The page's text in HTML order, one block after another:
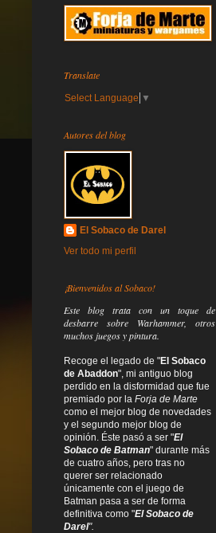
Translate
Select Language ▼
Autores del blog
El Sobaco de Darel
Ver todo mi perfil
¡Bienvenidos al Sobaco!
Este blog trata con un toque de
desbarre sobre Warhammer, otros
muchos juegos y pintura.
Recoge el legado de "El Sobaco
de Abaddon", mi antiguo blog
perdido en la disformidad que fue
premiado por la Forja de Marte
como el mejor blog de novedades
y el segundo mejor blog de
opinión. Éste pasó a ser "El
Sobaco de Batman" durante más
de cuatro años, pero tras no
querer ser relacionado
únicamente con el juego de
Batman pasa a ser de forma
definitiva como "El Sobaco de
Darel".